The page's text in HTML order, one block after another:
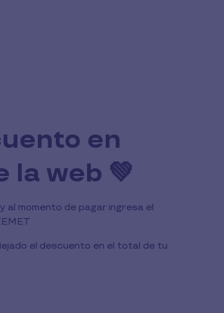
en
la web 💚
y al momento de pagar ingresa el
el descuento en el total de tu